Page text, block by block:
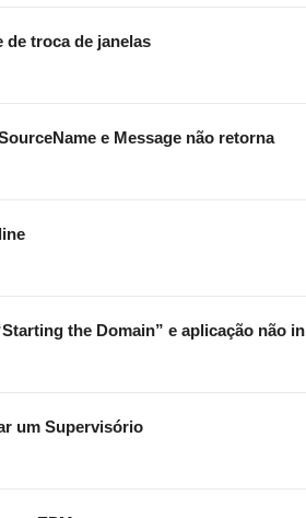
de troca de janelas
e Message não retorna
the Domain” e aplicação não
um Supervisório